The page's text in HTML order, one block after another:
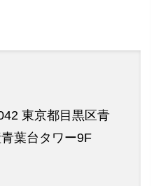
東京都目黒区青
葉台タワー9F